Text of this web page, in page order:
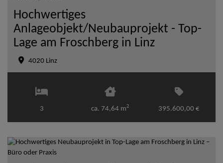
Hochwertiges
Anlageobjekt/Neubauprojekt - Top-
Lage am Froschberg in Linz
4020 Linz
3 ca. 74,64 m2 395.600,00 €